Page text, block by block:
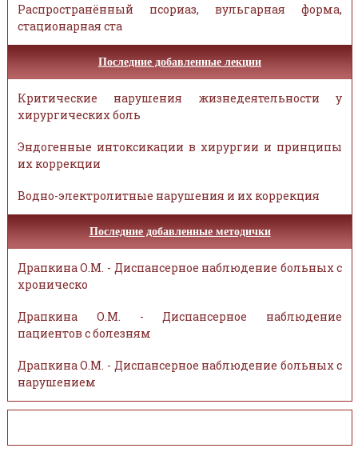
Распространённый псориаз, вульгарная форма,
стационарная ста
Последние добавленные лекции
Критические нарушения жизнедеятельности у
хирургических боль
Эндогенные интоксикации в хирургии и принципы
их коррекции
Водно-электролитные нарушения и их коррекция
Последние добавленные методички
Драпкина О.М. - Диспансерное наблюдение больных с
хроническо
Драпкина О.М. - Диспансерное наблюдение
пациентов с болезням
Драпкина О.М. - Диспансерное наблюдение больных с
нарушением